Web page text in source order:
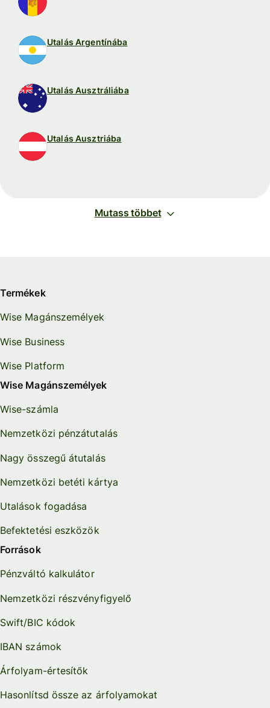
Utalás Argentínába
Utalás Ausztráliába
Utalás Ausztriába
Mutass többet
Termékek
Wise Magánszemélyek
Wise Business
Wise Platform
Wise Magánszemélyek
Wise-számla
Nemzetközi pénzátutalás
Nagy összegű átutalás
Nemzetközi betéti kártya
Utalások fogadása
Befektetési eszközök
Források
Pénzváltó kalkulátor
Nemzetközi részvényfigyelő
Swift/BIC kódok
IBAN számok
Árfolyam-értesítők
Hasonlítsd össze az árfolyamokat